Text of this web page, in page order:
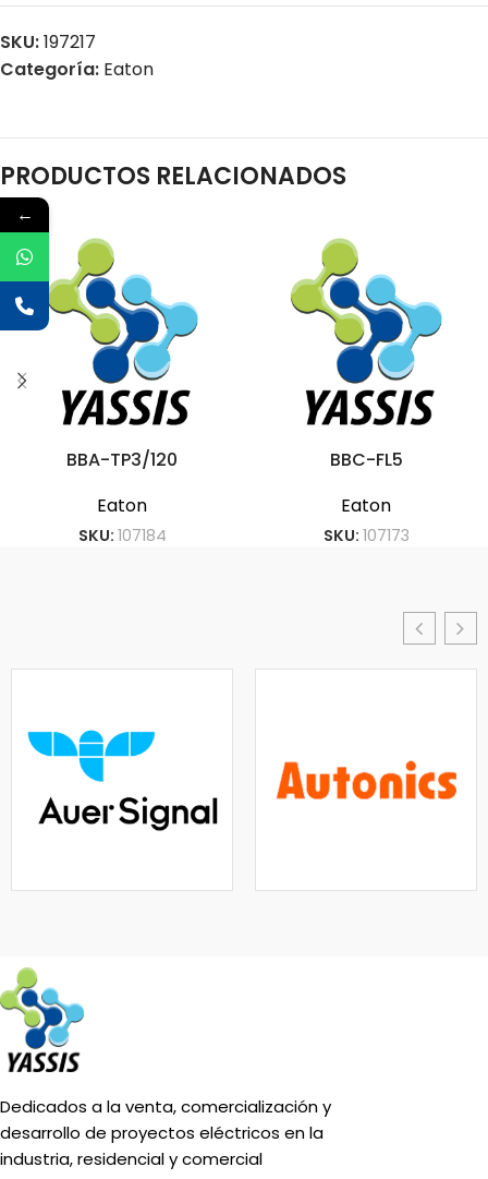
SKU:197217
Categoría: Eaton
PRODUCTOS RELACIONADOS
BBA-TP3/120
Eaton
SKU: 107184
BBC-FL5
Eaton
SKU: 107173
Dedicados a la venta, comercialización y
desarrollo de proyectos eléctricos en la
industria, residencial y comercial
←